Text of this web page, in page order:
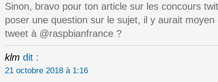
Sinon, bravo pour ton article sur les concours
poser une question sur le sujet, il y aurait moyen
tweet à @raspbianfrance ?
klm dit :
21 octobre 2018 à 1:16